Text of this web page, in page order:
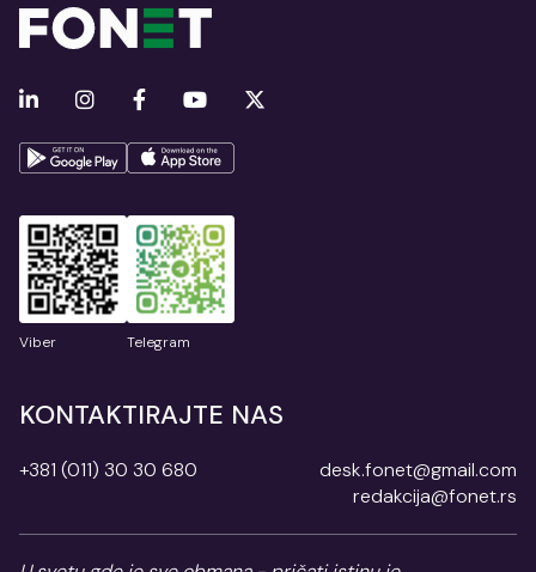
Viber Telegram
KONTAKTIRAJTE NAS
+381 (011) 30 30 680
desk.fonet@gmail.com
redakcija@fonet.rs